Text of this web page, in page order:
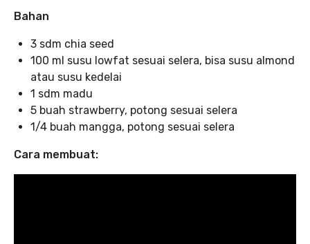
Bahan
3 sdm chia seed
100 ml susu lowfat sesuai selera, bisa susu almond
atau susu kedelai
1 sdm madu
5 buah strawberry, potong sesuai selera
1/4 buah mangga, potong sesuai selera
Cara membuat: